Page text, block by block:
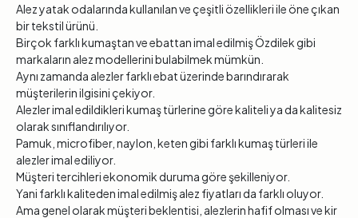
Alez yatak odalarında kullanılan ve çeşitli özellikleri ile öne çıkan
bir tekstil ürünü.
Birçok farklı kumaştan ve ebattan imal edilmiş Özdilek gibi
markaların alez modellerini bulabilmek mümkün.
Aynı zamanda alezler farklı ebat üzerinde barındırarak
müşterilerin ilgisini çekiyor.
Alezler imal edildikleri kumaş türlerine göre kaliteli ya da kalitesiz
olarak sınıflandırılıyor.
Pamuk, microfiber, naylon, keten gibi farklı kumaş türleri ile
alezler imal ediliyor.
Müşteri tercihleri ekonomik duruma göre şekilleniyor.
Yani farklı kaliteden imal edilmiş alez fiyatları da farklı oluyor.
Ama genel olarak müşteri beklentisi, alezlerin hafif olması ve kir